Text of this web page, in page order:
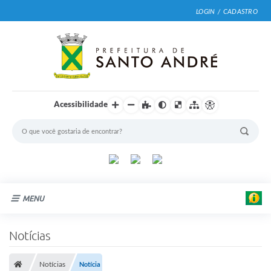
LOGIN / CADASTRO
Acessibilidade
MENU
Notícias
Notícias Notícia